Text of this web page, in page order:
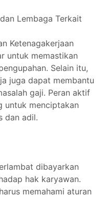
Lembaga Terkait
Ketenagakerjaan
untuk memastikan
Selain itu,
juga dapat membantu
gaji. Peran aktif
untuk menciptakan
dan adil.
dibayarkan
hak karyawan.
memahami aturan